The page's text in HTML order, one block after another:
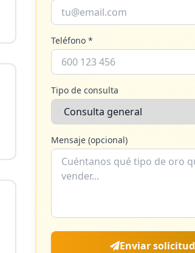
Teléfono *
Tipo de consulta
Mensaje (opcional)
Enviar solicitud